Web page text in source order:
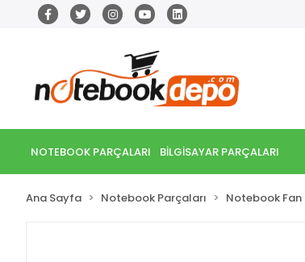
NOTEBOOK PARÇALARI BİLGİSAYAR PARÇALARI
Ana Sayfa Notebook Parçaları Notebook Fan